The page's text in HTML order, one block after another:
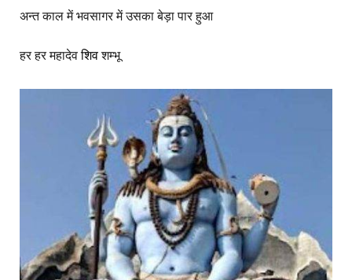
अन्त काल में भवसागर में उसका बेड़ा पार हुआ
हर हर महादेवशिव शम्भू